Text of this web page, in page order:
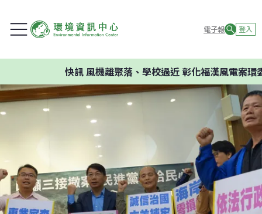
電子報 登入
快訊風機離聚落、學校過近 彰化福漢風電案環委建